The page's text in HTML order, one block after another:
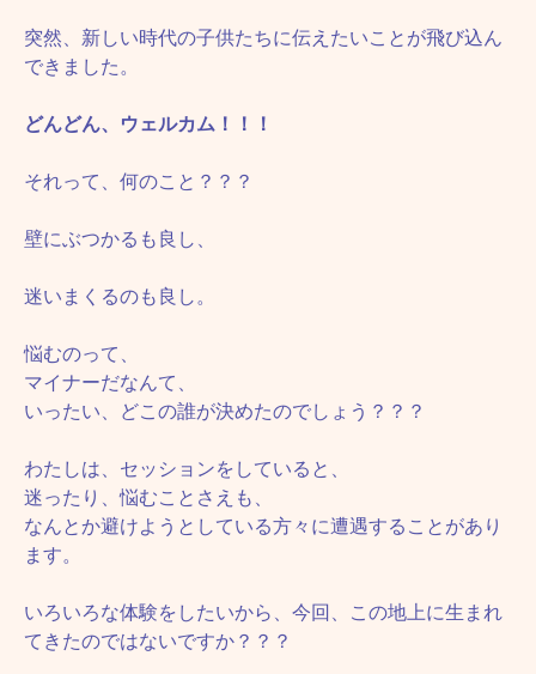
突然、新しい時代の子供たちに伝えたいことが飛び込ん
できました。
どんどん、ウェルカム！！！
それって、何のこと？？？
壁にぶつかるも良し、
迷いまくるのも良し。
悩むのって、
マイナーだなんて、
いったい、どこの誰が決めたのでしょう？？？
わたしは、セッションをしていると、
迷ったり、悩むことさえも、
なんとか避けようとしている方々に遭遇することがあり
ます。
いろいろな体験をしたいから、今回、この地上に生まれ
てきたのではないですか？？？